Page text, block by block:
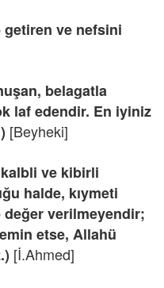
ve nefsini
belagatla
laf edendir. En iyiniz
[Beyheki]
kalbli ve kibirli
halde, kıymeti
verilmeyendir;
etse, Allahü
[İ.Ahmed]